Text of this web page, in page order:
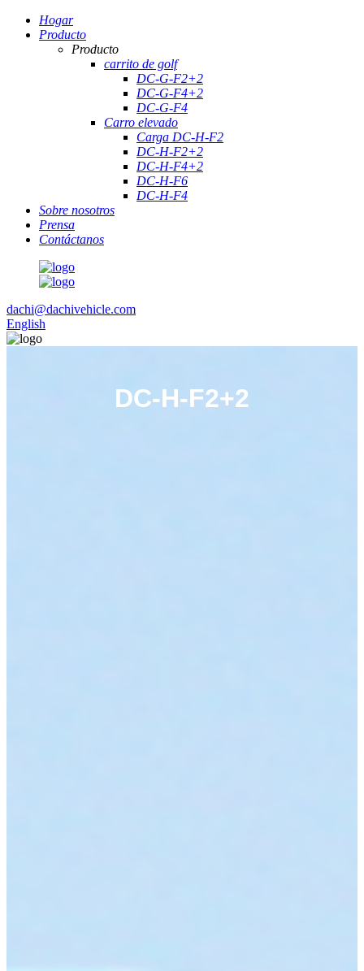
Hogar
Producto
Producto
carrito de golf
DC-G-F2+2
DC-G-F4+2
DC-G-F4
Carro elevado
Carga DC-H-F2
DC-H-F2+2
DC-H-F4+2
DC-H-F6
DC-H-F4
Sobre nosotros
Prensa
Contáctanos
dachi@dachivehicle.com
English
DC-H-F2+2